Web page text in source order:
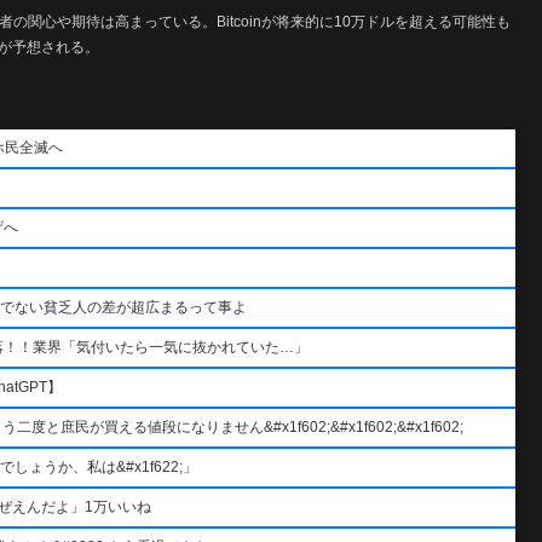
関心や期待は高まっている。Bitcoinが将来的に10万ドルを超える可能性も
予想される。
民全滅へ
へ
ない貧乏人の差が超広まるって事よ
！業界「気付いたら一気に抜かれていた…」
】
二度と庶民が買える値段になりません&#x1f602;&#x1f602;&#x1f602;
しょうか、私は&#x1f622;」
えんだよ」1万いいね